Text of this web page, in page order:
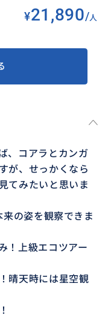
¥21,890/人
、コアラとカンガ
が、せっかくなら
てみたいと思いま
の姿を観察できま
！上級エコツアー
晴天時には星空観